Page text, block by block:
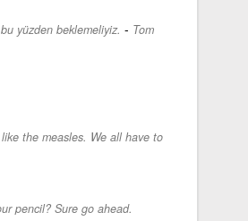
yüzden beklemeliyiz. - Tom
the measles. We all have to
pencil? Sure go ahead.